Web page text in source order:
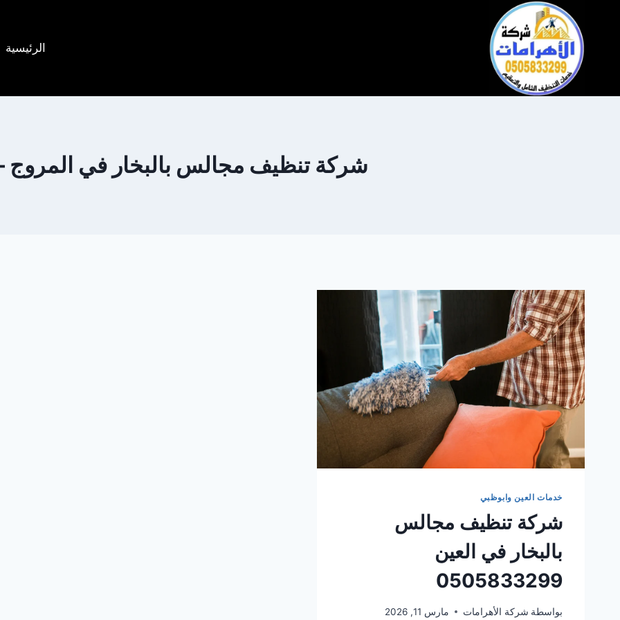
المحتوى
الرئيسية
شركة تنظيف مجالس بالبخار في المروج
خدمات العين وابوظبي
شركة تنظيف مجالس
بالبخار في العين
0505833299
بواسطة شركة الأهرامات مارس 11, 2026